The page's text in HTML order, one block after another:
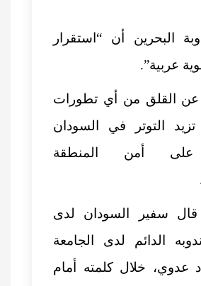
البحرين أن “استقرار
عربية”.
عن القلق من أي تطورات
تزيد التوتر في السودان
على أمن المنطقة
قال سفير السودان لدى
الدائم لدى الجامعة
عدوي، خلال كلمته أمام